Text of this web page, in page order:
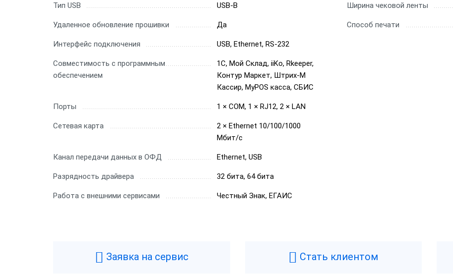
Тип USB USB-B
Удаленное обновление прошивки Да
Интерфейс подключения USB, Ethernet, RS-232
Совместимость с программным
обеспечением
1С, Мой Склад, iiKo, Rkeeper,
Контур Маркет, Штрих-М
Кассир, MyPOS касса, СБИС
Порты 1 × COM, 1 × RJ12, 2 × LAN
Сетевая карта
2 × Ethernet 10/100/1000
Мбит/с
Канал передачи данных в ОФД Ethernet, USB
Разрядность драйвера 32 бита, 64 бита
Работа с внешними сервисами Честный Знак, ЕГАИС
Ширина чековой ленты
Способ печати
Заявка на сервис Стать клиентом